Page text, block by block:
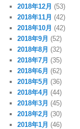
2018年12月 (53)
2018年11月 (42)
2018年10月 (42)
2018年9月 (52)
2018年8月 (32)
2018年7月 (35)
2018年6月 (62)
2018年5月 (36)
2018年4月 (44)
2018年3月 (45)
2018年2月 (30)
2018年1月 (46)